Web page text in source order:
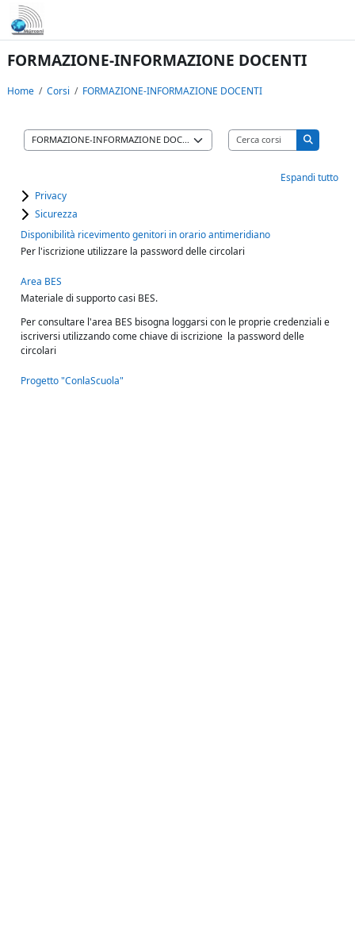
Vai al contenuto principale
FORMAZIONE-INFORMAZIONE DOCENTI
Home Corsi FORMAZIONE-INFORMAZIONE DOCENTI
Categorie di corso
Cerca corsi
Cerca
Espandi tutto
Privacy
Sicurezza
Disponibilità ricevimento genitori in orario antimeridiano
Per l'iscrizione utilizzare la password delle circolari
Area BES
Materiale di supporto casi BES.
Per consultare l'area BES bisogna loggarsi con le proprie credenziali e
iscriversi utilizzando come chiave di iscrizione la password delle
circolari
Progetto "ConlaScuola"